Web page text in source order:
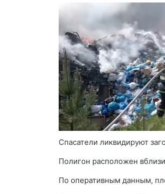
Спасатели ликвидируют
Полигон расположен
По оперативным данным,